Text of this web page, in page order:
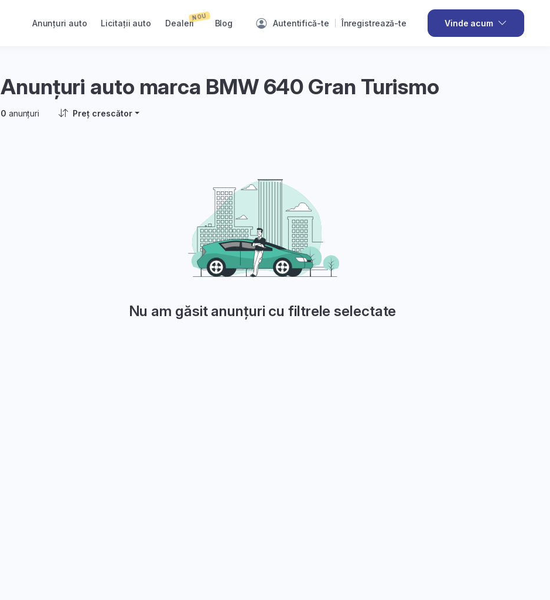
Anunțuri auto Licitații auto Dealeri
NOU
Blog Autentifică-te Înregistrează-te Vinde acum
Anunțuri auto marca BMW 640 Gran Turismo
0 anunțuri Preț crescător
Nu am găsit anunțuri cu filtrele selectate